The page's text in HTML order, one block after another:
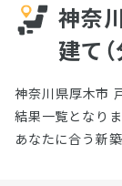
神奈
建て
神奈川県厚木市
結果一覧となりま
あなたに合う新